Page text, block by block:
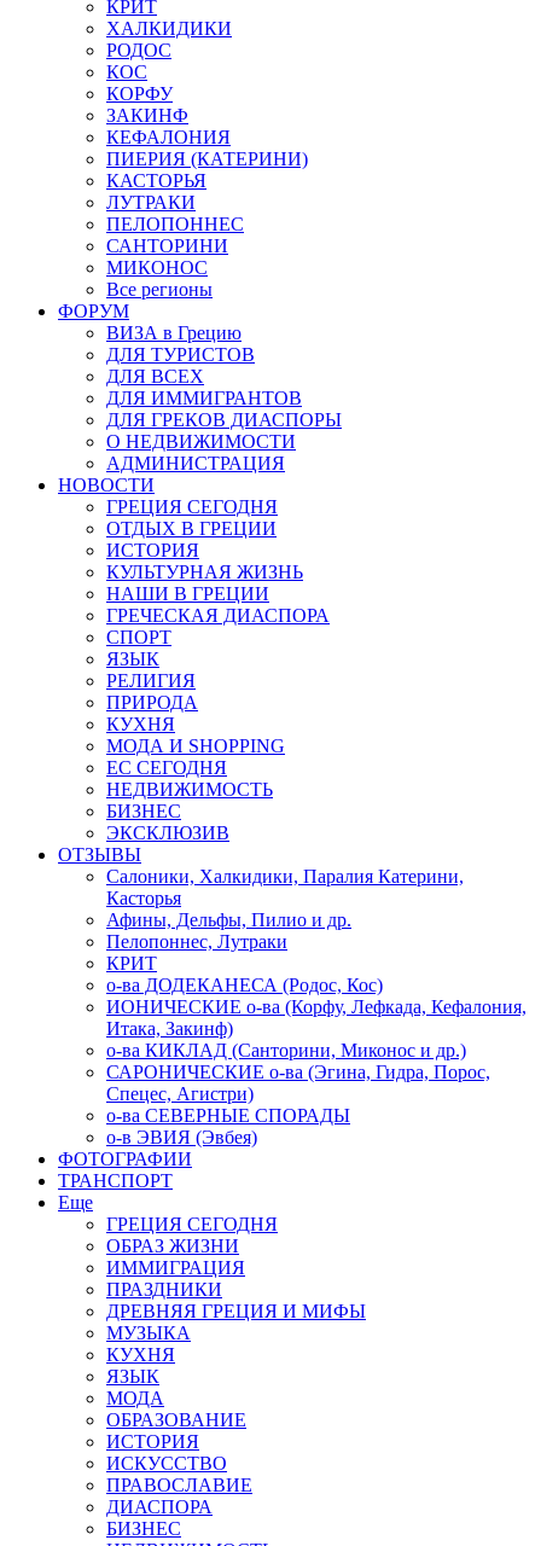
КРИТ
ХАЛКИДИКИ
РОДОС
КОС
КОРФУ
ЗАКИНФ
КЕФАЛОНИЯ
ПИЕРИЯ (КАТЕРИНИ)
КАСТОРЬЯ
ЛУТРАКИ
ПЕЛОПОННЕС
САНТОРИНИ
МИКОНОС
Все регионы
ФОРУМ
ВИЗА в Грецию
ДЛЯ ТУРИСТОВ
ДЛЯ ВСЕХ
ДЛЯ ИММИГРАНТОВ
ДЛЯ ГРЕКОВ ДИАСПОРЫ
О НЕДВИЖИМОСТИ
АДМИНИСТРАЦИЯ
НОВОСТИ
ГРЕЦИЯ СЕГОДНЯ
ОТДЫХ В ГРЕЦИИ
ИСТОРИЯ
КУЛЬТУРНАЯ ЖИЗНЬ
НАШИ В ГРЕЦИИ
ГРЕЧЕСКАЯ ДИАСПОРА
СПОРТ
ЯЗЫК
РЕЛИГИЯ
ПРИРОДА
КУХНЯ
МОДА И SHOPPING
ЕС СЕГОДНЯ
НЕДВИЖИМОСТЬ
БИЗНЕС
ЭКСКЛЮЗИВ
ОТЗЫВЫ
Салоники, Халкидики, Паралия Катерини,
Касторья
Афины, Дельфы, Пилио и др.
Пелопоннес, Лутраки
КРИТ
о-ва ДОДЕКАНЕСА (Родос, Кос)
ИОНИЧЕСКИЕ о-ва (Корфу, Лефкада, Кефалония,
Итака, Закинф)
о-ва КИКЛАД (Санторини, Миконос и др.)
САРОНИЧЕСКИЕ о-ва (Эгина, Гидра, Порос,
Спецес, Агистри)
о-ва СЕВЕРНЫЕ СПОРАДЫ
о-в ЭВИЯ (Эвбея)
ФОТОГРАФИИ
ТРАНСПОРТ
Еще
ГРЕЦИЯ СЕГОДНЯ
ОБРАЗ ЖИЗНИ
ИММИГРАЦИЯ
ПРАЗДНИКИ
ДРЕВНЯЯ ГРЕЦИЯ И МИФЫ
МУЗЫКА
КУХНЯ
ЯЗЫК
МОДА
ОБРАЗОВАНИЕ
ИСТОРИЯ
ИСКУССТВО
ПРАВОСЛАВИЕ
ДИАСПОРА
БИЗНЕС